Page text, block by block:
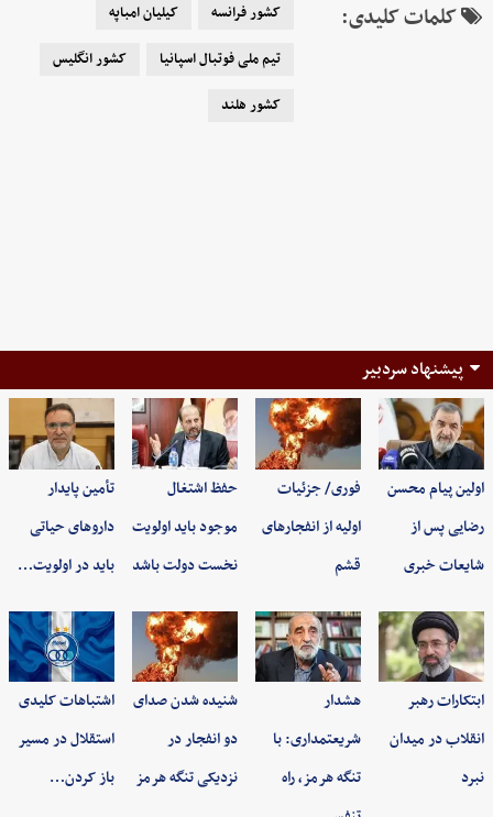
کلمات کلیدی: کشور فرانسه
کیلیان امباپه
تیم ملی فوتبال اسپانیا
کشور انگلیس
کشور هلند
پیشنهاد سردبیر
اولین پیام محسن
رضایی پس از
شایعات خبری
فوری/ جزئیات
اولیه از انفجارهای
قشم
حفظ اشتغال
موجود باید اولویت
نخست دولت باشد
تأمین پایدار
داروهای حیاتی
باید در اولویت…
ابتکارات رهبر
انقلاب در میدان
نبرد
هشدار
شریعتمداری: با
تنگه هرمز، راه
شنیده شدن صدای
دو انفجار در
نزدیکی تنگه هرمز
اشتباهات کلیدی
استقلال در مسیر
باز کردن…